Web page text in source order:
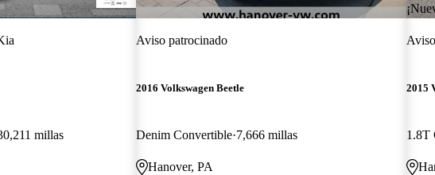
millas
Aviso patrocinado
2016 Volkswagen Beetle
Denim Convertible 7,666 millas
Hanover, PA
2015
1.8T